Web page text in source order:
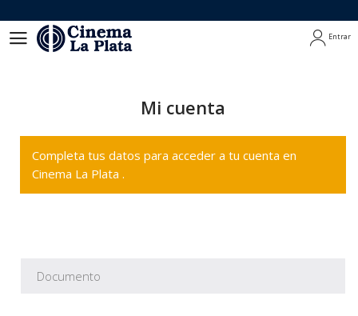
Entrar
Mi cuenta
Completa tus datos para acceder a tu cuenta en
Cinema La Plata .